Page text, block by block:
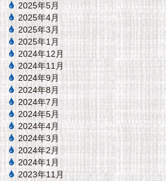
2025年5月
2025年4月
2025年3月
2025年1月
2024年12月
2024年11月
2024年9月
2024年8月
2024年7月
2024年5月
2024年4月
2024年3月
2024年2月
2024年1月
2023年11月